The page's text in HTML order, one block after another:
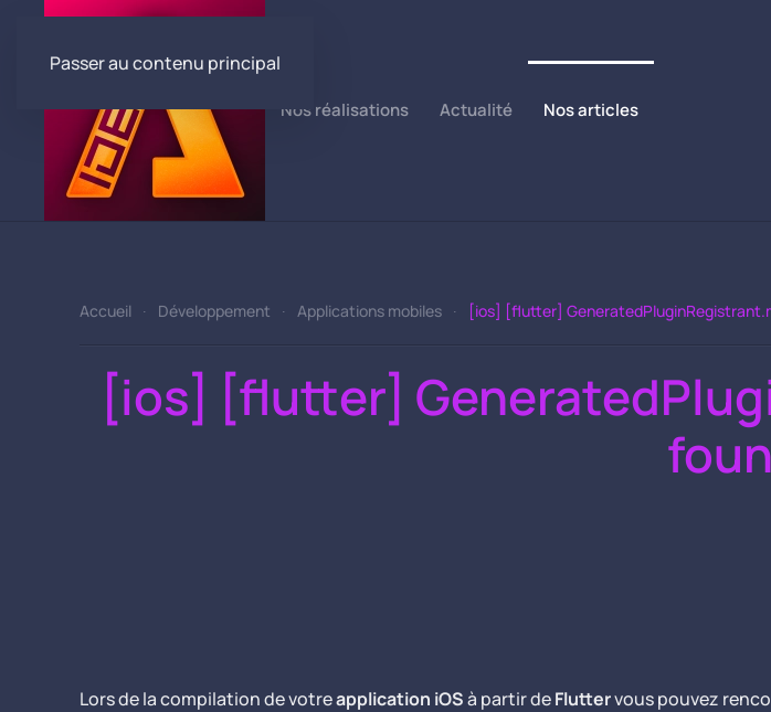
Passer au contenu principal
Nos réalisations Actualité Nos articles
Accueil Développement Applications mobiles [ios] [flutter]
[ios] [flutter]
Lors de la compilation de votreapplication iOSà partir deFluttervous pouvez